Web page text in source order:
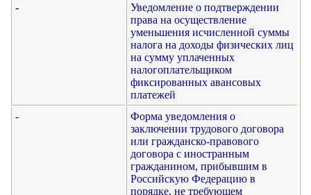
-
Уведомление о подтверждении
права на осуществление
уменьшения исчисленной суммы
налога на доходы физических лиц
на сумму уплаченных
налогоплательщиком
фиксированных авансовых
платежей
-
Форма уведомления о
заключении трудового договора
или гражданско-правового
договора с иностранным
гражданином, прибывшим в
Российскую Федерацию в
порядке, не требующем